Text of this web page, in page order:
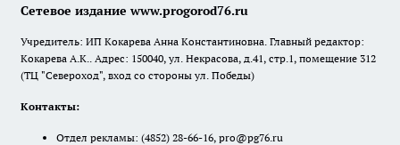
Сетевое издание www.progorod76.ru
Учредитель: ИП Кокарева Анна Константиновна. Главный редактор:
Кокарева А.К.. Адрес: 150040, ул. Некрасова, д.41, стр.1, помещение 312
(ТЦ "Североход", вход со стороны ул. Победы)
Контакты:
Отдел рекламы: (4852) 28-66-16, pro@pg76.ru